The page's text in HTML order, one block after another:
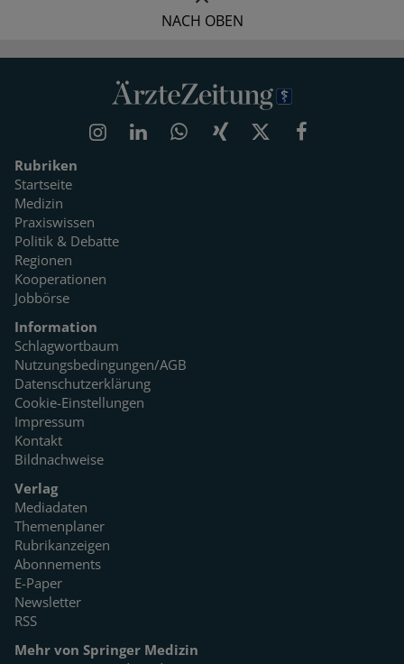
NACH OBEN
Rubriken
Startseite
Medizin
Praxiswissen
Politik & Debatte
Regionen
Kooperationen
Jobbörse
Information
Schlagwortbaum
Nutzungsbedingungen/AGB
Datenschutzerklärung
Cookie-Einstellungen
Impressum
Kontakt
Bildnachweise
Verlag
Mediadaten
Themenplaner
Rubrikanzeigen
Abonnements
E-Paper
Newsletter
RSS
Mehr von Springer Medizin